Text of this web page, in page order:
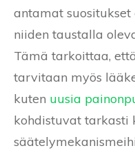
antamat
niiden taustalla
Tämä tarkoittaa,
tarvitaan myös
kuten uusia
kohdistuvat tarkasti